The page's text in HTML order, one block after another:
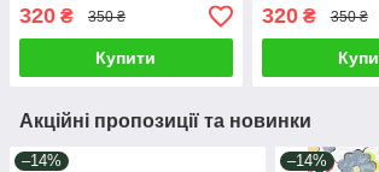
320 ₴ 350 ₴
Купити
320₴ 350 ₴
Акційні пропозиції та новинки
–14% –14%